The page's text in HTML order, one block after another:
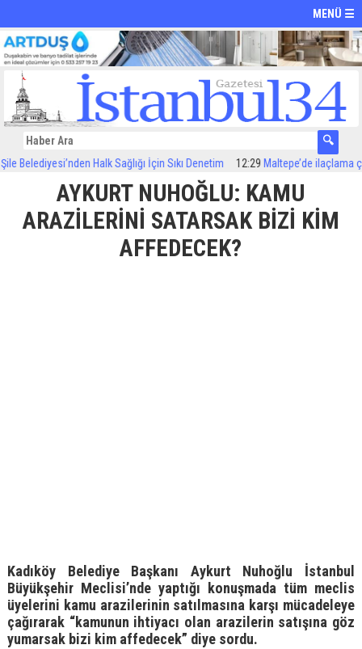
MENÜ ☰
Halk Sağlığı İçin Sıkı Denetim 12:29Maltepe’de ilaçlama
AYKURT NUHOĞLU: KAMU
ARAZİLERİNİ SATARSAK BİZİ KİM
AFFEDECEK?
Kadıköy Belediye Başkanı Aykurt Nuhoğlu İstanbul
Büyükşehir Meclisi’nde yaptığı konuşmada tüm meclis
üyelerini kamu arazilerinin satılmasına karşı mücadeleye
çağırarak “kamunun ihtiyacı olan arazilerin satışına göz
yumarsak bizi kim affedecek” diye sordu.